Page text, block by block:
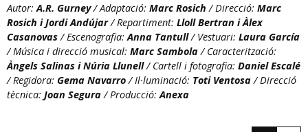
Autor:A.R. Gurney/ Adaptació: Marc Rosich/ Direcció: Marc
Rosich i Jordi Andújar/ Repartiment: Lloll Bertran i Àlex
Casanovas/ Escenografia:Anna Tantull/ Vestuari: Laura García
/ Música i direcció musical: Marc Sambola/ Caracterització:
Àngels Salinas i Núria Llunell/ Cartell i fotografia: Daniel Escalé
/ Regidora: Gema Navarro/ Il·luminació: Toti Ventosa/ Direcció
tècnica: Joan Segura/ Producció:Anexa